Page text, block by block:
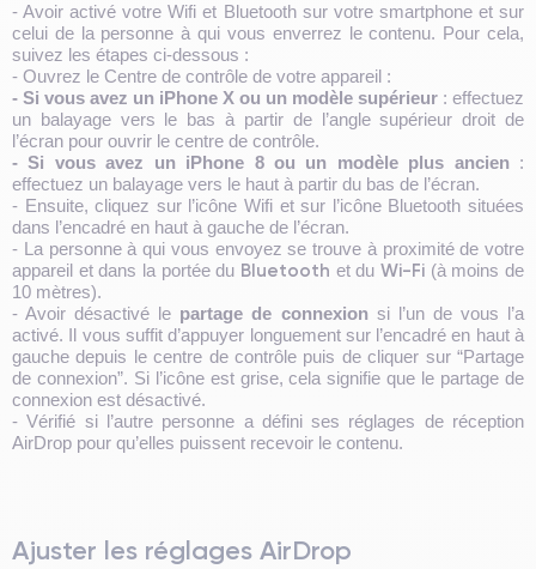
- Avoir activé votre Wifi et Bluetooth sur votre smartphone et sur
celui de la personne à qui vous enverrez le contenu. Pour cela,
suivez les étapes ci-dessous :
- Ouvrez le Centre de contrôle de votre appareil :
- Si vous avez un iPhone X ou un modèle supérieur : effectuez
un balayage vers le bas à partir de l’angle supérieur droit de
l’écran pour ouvrir le centre de contrôle.
- Si vous avez un iPhone 8 ou un modèle plus ancien:
effectuez un balayage vers le haut à partir du bas de l’écran.
- Ensuite, cliquez sur l’icône Wifi et sur l’icône Bluetooth situées
dans l’encadré en haut à gauche de l’écran.
- La personne à qui vous envoyez se trouve à proximité de votre
appareil et dans la portée du Bluetooth et du Wi-Fi (à moins de
10 mètres).
- Avoir désactivé le partage de connexionsi l’un de vous l’a
activé. Il vous suffit d’appuyer longuement sur l’encadré en haut à
gauche depuis le centre de contrôle puis de cliquer sur “Partage
de connexion”. Si l’icône est grise, cela signifie que le partage de
connexion est désactivé.
- Vérifié si l’autre personne a défini ses réglages de réception
AirDrop pour qu’elles puissent recevoir le contenu.
Ajuster les réglages AirDrop